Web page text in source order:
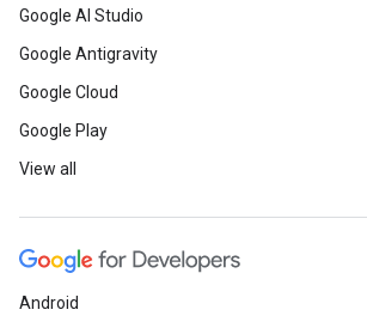
Google AI Studio
Google Antigravity
Google Cloud
Google Play
View all
Android